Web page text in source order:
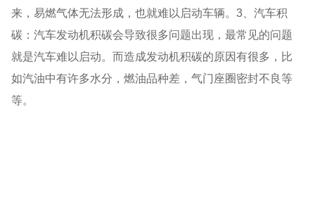
来，易燃气体无法形成，也就难以启动车辆。3、汽车积
碳：汽车发动机积碳会导致很多问题出现，最常见的问题
就是汽车难以启动。而造成发动机积碳的原因有很多，比
如汽油中有许多水分，燃油品种差，气门座圈密封不良等
等。